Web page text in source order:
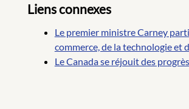
Liens connexes
Le premier ministre Carney
commerce, de la technologie et
Le Canada se réjouit des